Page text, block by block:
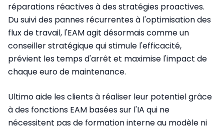
réparations réactives à des stratégies proactives.
Du suivi des pannes récurrentes à l'optimisation des
flux de travail, l'EAM agit désormais comme un
conseiller stratégique qui stimule l'efficacité,
prévient les temps d'arrêt et maximise l'impact de
chaque euro de maintenance.
Ultimo aide les clients à réaliser leur potentiel grâce
à des fonctions EAM basées sur l'IA qui ne
nécessitent pas de formation interne au modèle ni